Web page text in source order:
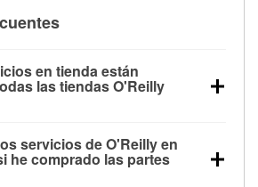
en tienda están
las tiendas O'Reilly
pruebas de alternador y
revisión de la luz “Check Engine”
servicios de O'Reilly en
he comprado las partes